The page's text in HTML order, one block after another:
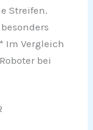
Streifen.
Im Vergleich
bei